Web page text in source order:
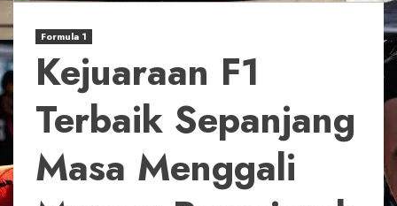
Formula 1
Kejuaraan F1
Terbaik Sepanjang
Masa Menggali